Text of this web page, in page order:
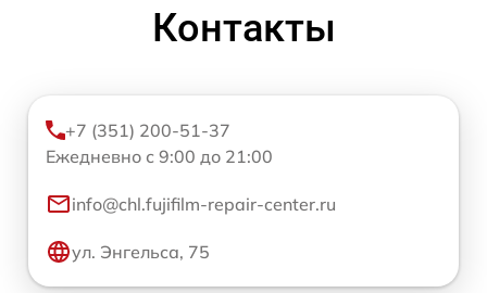
Контакты
+7 (351) 200-51-37
Ежедневно с 9:00 до 21:00
info@chl.fujifilm-repair-center.ru
ул. Энгельса, 75